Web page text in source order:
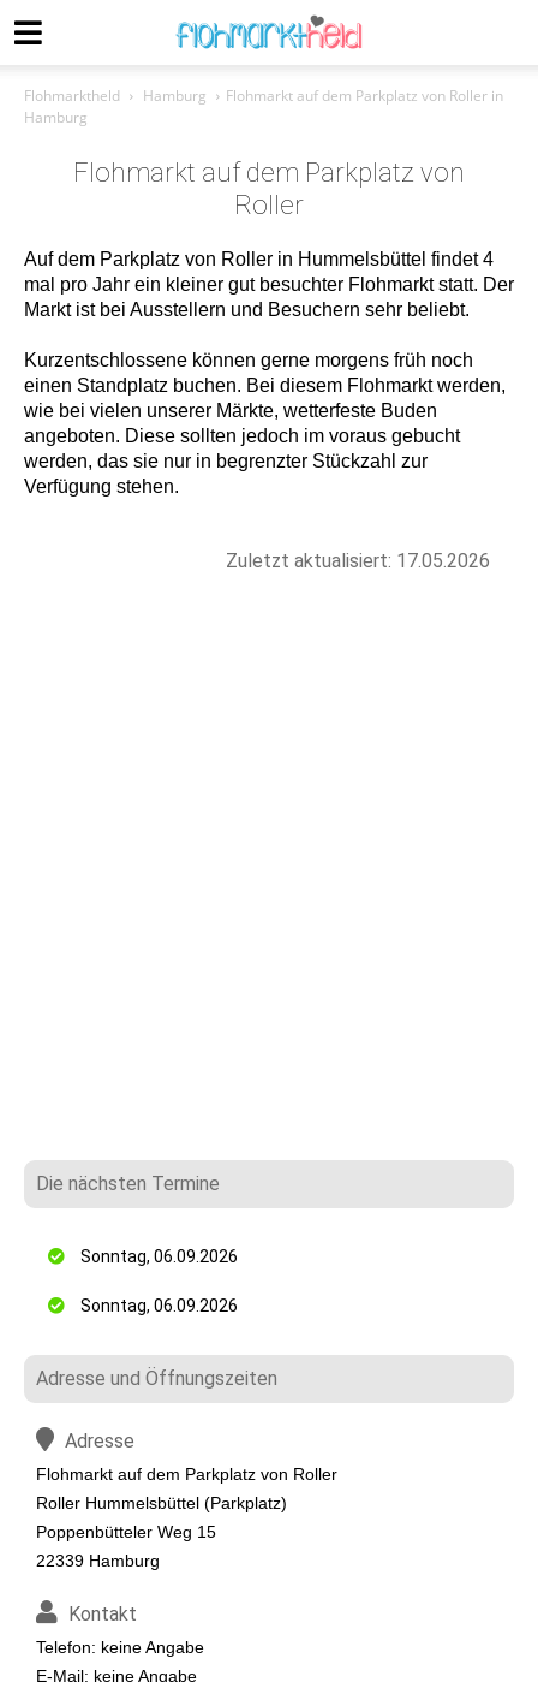
Flohmarktheld Hamburg
Flohmarkt auf dem Parkplatz von Roller in
Hamburg
Flohmarkt auf dem Parkplatz von
Roller
Auf dem Parkplatz von Roller in Hummelsbüttel findet 4
mal pro Jahr ein kleiner gut besuchter Flohmarkt statt. Der
Markt ist bei Ausstellern und Besuchern sehr beliebt.
Kurzentschlossene können gerne morgens früh noch
einen Standplatz buchen. Bei diesem Flohmarkt werden,
wie bei vielen unserer Märkte, wetterfeste Buden
angeboten. Diese sollten jedoch im voraus gebucht
werden, das sie nur in begrenzter Stückzahl zur
Verfügung stehen.
Zuletzt aktualisiert: 17.05.2026
Die nächsten Termine
Sonntag, 06.09.2026
Sonntag, 06.09.2026
Adresse und Öffnungszeiten
Adresse
Flohmarkt auf dem Parkplatz von Roller
Roller Hummelsbüttel (Parkplatz)
Poppenbütteler Weg 15
22339 Hamburg
Kontakt
Telefon: keine Angabe
E-Mail: keine Angabe